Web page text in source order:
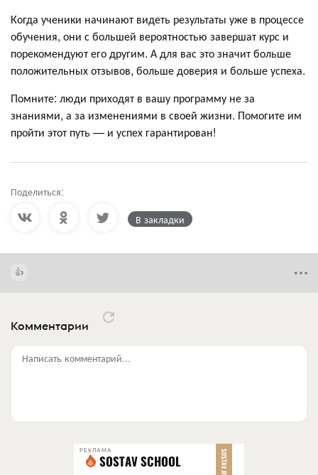
Когда ученики начинают видеть результаты уже в процессе
обучения, они с большей вероятностью завершат курс и
порекомендуют его другим. А для вас это значит больше
положительных отзывов, больше доверия и больше успеха.
Помните: люди приходят в вашу программу не за
знаниями, а за изменениями в своей жизни. Помогите им
пройти этот путь — и успех гарантирован!
Поделиться:
В закладки
Комментарии
Написать комментарий...
РЕКЛАМА